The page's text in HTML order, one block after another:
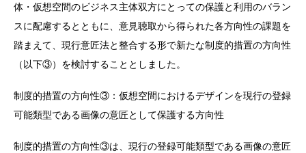
体・仮想空間のビジネス主体双方にとっての保護と利用のバラン
スに配慮するとともに、意見聴取から得られた各方向性の課題を
踏まえて、現行意匠法と整合する形で新たな制度的措置の方向性
（以下③）を検討することとしました。
制度的措置の方向性③：仮想空間におけるデザインを現行の登録
可能類型である画像の意匠として保護する方向性
制度的措置の方向性③は、現行の登録可能類型である画像の意匠